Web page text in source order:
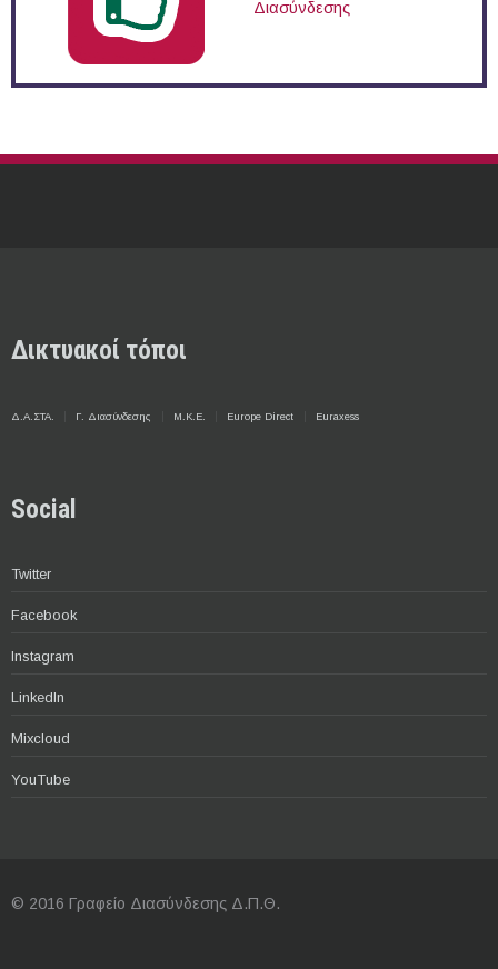
Διασύνδεσης
Δικτυακοί τόποι
Δ.Α.ΣΤΑ. Γ. Διασύνδεσης Μ.Κ.Ε. Europe Direct Euraxess
Social
Twitter
Facebook
Instagram
LinkedIn
Mixcloud
YouTube
© 2016 Γραφείο Διασύνδεσης Δ.Π.Θ.